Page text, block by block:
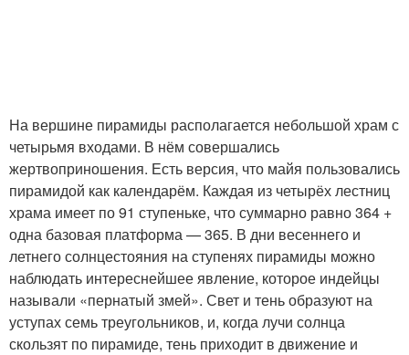
На вершине пирамиды располагается небольшой храм с
четырьмя входами. В нём совершались
жертвоприношения. Есть версия, что майя пользовались
пирамидой как календарём. Каждая из четырёх лестниц
храма имеет по 91 ступеньке, что суммарно равно 364 +
одна базовая платформа — 365. В дни весеннего и
летнего солнцестояния на ступенях пирамиды можно
наблюдать интереснейшее явление, которое индейцы
называли «пернатый змей». Свет и тень образуют на
уступах семь треугольников, и, когда лучи солнца
скользят по пирамиде, тень приходит в движение и